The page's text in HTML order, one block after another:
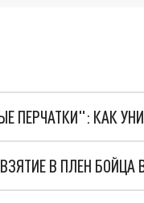
ПЕРЧАТКИ": КАК
В ПЛЕН БОЙЦА